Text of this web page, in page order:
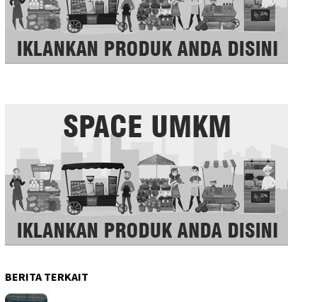
BERITA TERKAIT